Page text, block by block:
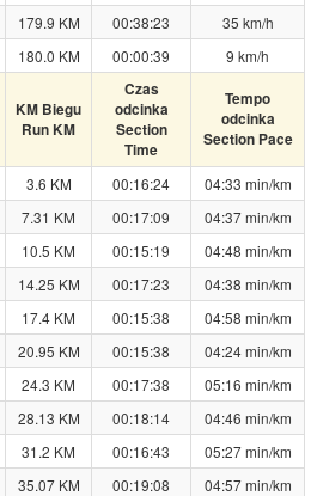
179.9 KM 00:38:23
35 km/h
180.0 KM 00:00:39 9 km/h
KM Biegu
Run KM
Czas
odcinka
Section
Time
Tempo
odcinka
Section Pace
3.6 KM 00:16:24
04:33 min/km
7.31 KM 00:17:09
04:37 min/km
10.5 KM 00:15:19
04:48 min/km
14.25 KM 00:17:23
04:38 min/km
17.4 KM 00:15:38
04:58 min/km
20.95 KM 00:15:38
04:24 min/km
24.3 KM 00:17:38
05:16 min/km
28.13 KM 00:18:14
04:46 min/km
31.2 KM 00:16:43
05:27 min/km
35.07 KM 00:19:08 04:57 min/km